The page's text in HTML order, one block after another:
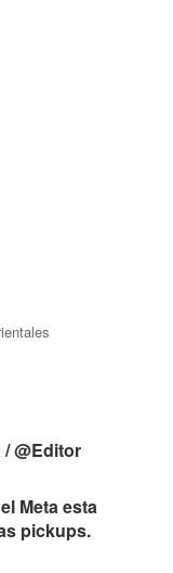
@Editor
Meta esta
pickups.